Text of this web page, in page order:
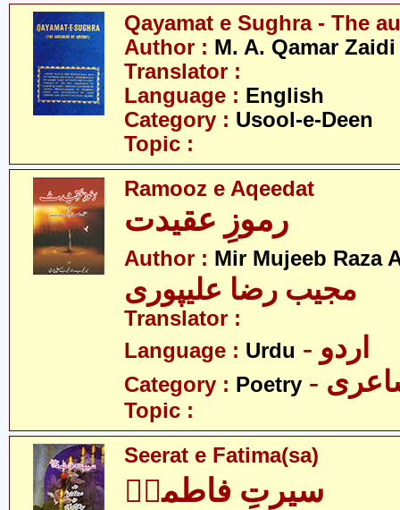
Qayamat e Sughra - The
Author : M. A. Qamar Zaidi
Translator :
Language : English
Category : Usool-e-Deen
Topic :
Ramooz e Aqeedat
رموزِ عقیدت
Author : Mir Mujeeb Raza
مجیب رضا علیپوری
Translator :
Language : Urdu - اردو
Category : Poetry
Topic :
Seerat e Fatima(sa)
سیرتِ فاطمہؑ